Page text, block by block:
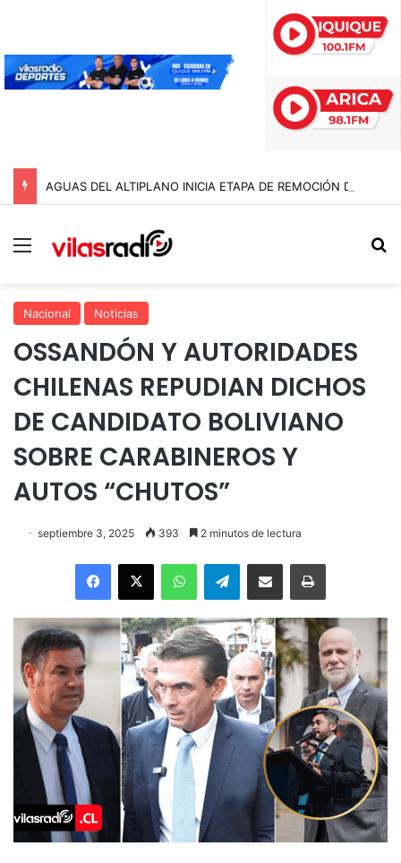
Menú
Nacional Noticias
OSSANDÓN Y AUTORIDADES
CHILENAS REPUDIAN DICHOS
DE CANDIDATO BOLIVIANO
SOBRE CARABINEROS Y
AUTOS “CHUTOS”
septiembre 3, 2025 393 2 minutos de lectura
Facebook
X WhatsAppTelegramEnviar vía email Imprimir